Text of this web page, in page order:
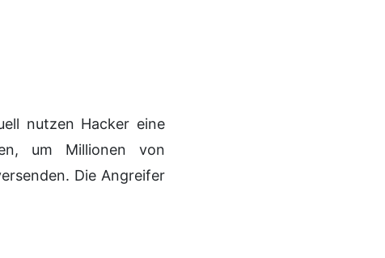
nutzen Hacker eine
um Millionen von
Die Angreifer